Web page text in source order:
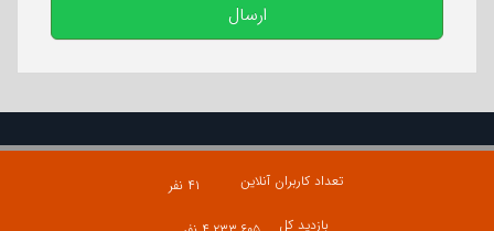
ارسال
تعداد کاربران آنلاین
۴۱ نفر
بازدید کل